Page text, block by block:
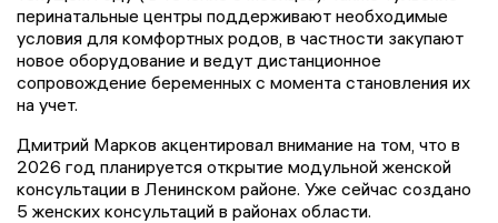
перинатальные центры поддерживают необходимые
условия для комфортных родов, в частности закупают
новое оборудование и ведут дистанционное
сопровождение беременных с момента становления их
на учет.
Дмитрий Марков акцентировал внимание на том, что в
2026 год планируется открытие модульной женской
консультации в Ленинском районе. Уже сейчас создано
5 женских консультаций в районах области.